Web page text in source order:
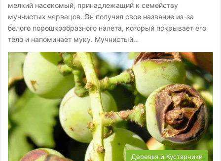
мелкий насекомый, принадлежащий к семейству
мучнистых червецов. Он получил свое название из-за
белого порошкообразного налета, который покрывает его
тело и напоминает муку. Мучнистый…
Деревья и Кустарники